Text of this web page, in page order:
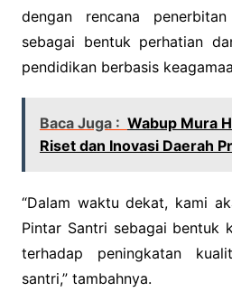
dengan rencana
sebagai bentuk perhatian
pendidikan berbasis
Baca Juga : Wabup Mura
Riset dan Inovasi Daerah
“Dalam waktu dekat, kami
Pintar Santri sebagai bentuk
terhadap peningkatan
santri,” tambahnya.